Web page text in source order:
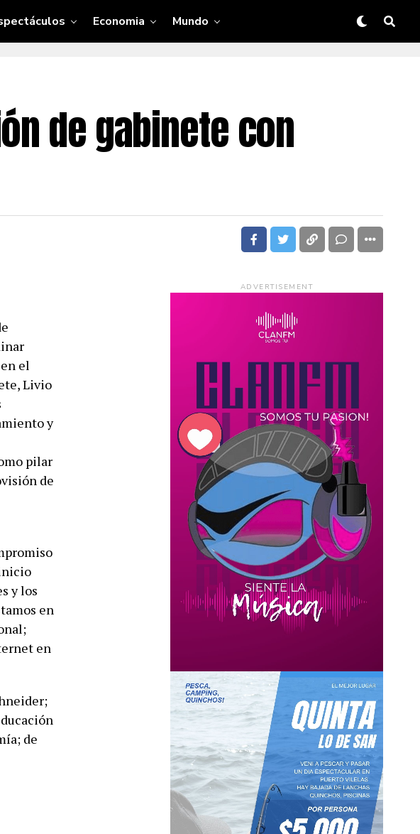
Economia Mundo
de gabinete con
el
Livio
y
pilar
de
y los
en
en
de
ADVERTISEMENT